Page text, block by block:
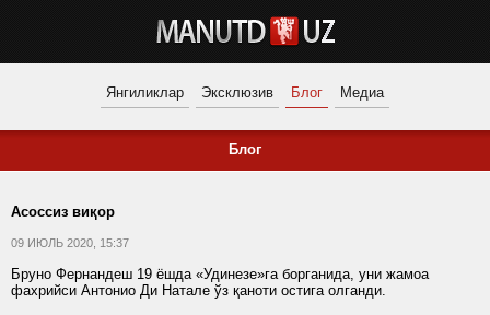
Янгиликлар Эксклюзив Блог Медиа
Блог
Асоссиз виқор
09 ИЮЛЬ 2020, 15:37
Бруно Фернандеш 19 ёшда «Удинезе»га борганида, уни жамоа
фахрийси Антонио Ди Натале ўз қаноти остига олганди.